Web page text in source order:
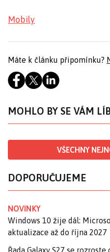
Mobily
Máte k článku připomínku?
MOHLO BY SE VÁM
VŠECHNY
DOPORUČUJEME
NOVINKY
Windows 10 žije dál:
aktualizace až do října 2027
Řada Galaxy S27 se